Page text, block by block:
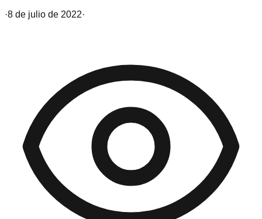
·8 de julio de 2022·